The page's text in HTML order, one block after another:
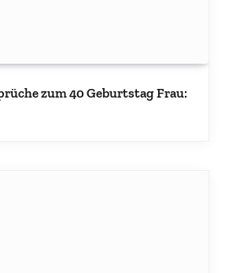
zum 40 Geburtstag Frau: